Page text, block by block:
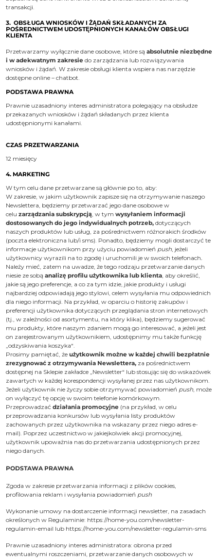
transakcji.
3. OBSŁUGA WNIOSKÓW I ŻĄDAŃ SKŁADANYCH ZA
POŚREDNICTWEM UDOSTĘPNIONYCH KANAŁÓW OBSŁUGI
KLIENTA
Przetwarzamy wyłącznie dane osobowe, które są absolutnie niezbędne
i w adekwatnym zakresie do zarządzania lub rozwiązywania
wniosków i żądań. W zakresie obsługi klienta wspiera nas narzędzie
dostępne online – chatbot.
PODSTAWA PRAWNA
Prawnie uzasadniony interes administratora polegający na obsłudze
przekazanych wniosków i żądań składanych przez klienta
udostępnionymi kanałami.
CZAS PRZETWARZANIA
12 miesięcy
4. MARKETING
W tym celu dane przetwarzane są głównie po to, aby:
W zakresie, w jakim użytkownik zapisze się na otrzymywanie naszego
Newslettera, będziemy przetwarzać jego dane osobowe w
celu zarządzania subskrypcją , w tym wysyłaniem informacji
dostosowanych do jego indywidualnych potrzeb, dotyczących
naszych produktów lub usług, za pośrednictwem różnorakich środków
(poczta elektroniczna lub/i sms). Ponadto, będziemy mogli dostarczyć te
informacje użytkownikom przy użyciu powiadomień push , jeżeli
użytkownicy wyrazili na to zgodę i uruchomili je w swoich telefonach.
Należy mieć, zatem na uwadze, że tego rodzaju przetwarzanie danych
niesie ze sobą analizę profilu użytkownika lub klienta , aby określić,
jakie są jego preferencje, a co za tym idzie, jakie produkty i usługi
najbardziej odpowiadają jego stylowi, celem wysyłania mu odpowiednich
dla niego informacji. Na przykład, w oparciu o historię zakupów i
preferencji użytkownika dotyczących przeglądania stron internetowych
(tj., w zależności od asortymentu, na który klika), będziemy sugerować
mu produkty, które naszym zdaniem mogą go interesować, a jeżeli jest
on zarejestrowanym użytkownikiem, udostępnimy mu także funkcję
„odzyskiwania koszyka“.
Prosimy pamiętać, że użytkownik możne w każdej chwili bezpłatnie
zrezygnować z otrzymywania Newslettera, za pośrednictwem
dostępnej na Sklepie zakładce „Newsletter“ lub stosując się do wskazówek
zawartych w każdej korespondencji wysyłanej przez nas użytkownikom.
Jeżeli użytkownik nie życzy sobie otrzymywać powiadomień push , może
on wyłączyć tę opcję w swoim telefonie komórkowym.
Przeprowadzać działania promocyjne (na przykład, w celu
przeprowadzania konkursów lub wysyłania listy produktów
zachowanych przez użytkownika na wskazany przez niego adres e-
mail). Poprzez uczestnictwo w jakiejkolwiek akcji promocyjnej,
użytkownik upoważnia nas do przetwarzania udostępnionych przez
niego danych.
PODSTAWA PRAWNA
Zgoda w zakresie przetwarzania informacji z plików cookies,
profilowania reklam i wysyłania powiadomień push
Wykonanie umowy na dostarczenie informacji newsletter, na zasadach
określonych w Regulaminie: https://home-you.com/newsletter-
regulamin-email lub https://home-you.com/newsletter-regulamin-sms
Prawnie uzasadniony interes administratora: obrona przed
ewentualnymi roszczeniami, przetwarzanie danych osobowych w